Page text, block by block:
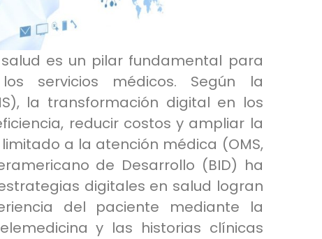
es un pilar fundamental para
servicios médicos. Según la
la transformación digital en los
reducir costos y ampliar la
a la atención médica (OMS,
de Desarrollo (BID) ha
digitales en salud logran
del paciente mediante la
y las historias clínicas